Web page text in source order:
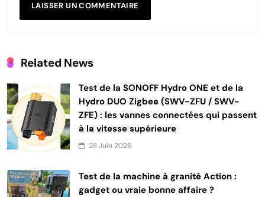
Related News
Test de la SONOFF Hydro ONE et de la
Hydro DUO Zigbee (SWV-ZFU / SWV-
ZFE) : les vannes connectées qui passent
à la vitesse supérieure
28 Juin 2026
Test de la machine à granité Action :
gadget ou vraie bonne affaire ?